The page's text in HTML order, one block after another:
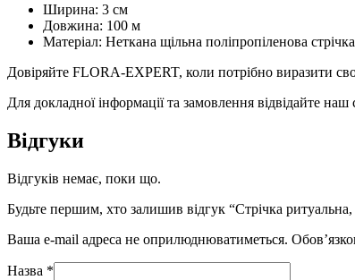
Ширина: 3 см
Довжина: 100 м
Матеріал: Неткана щільна поліпропіленова
Довіряйте FLORA-EXPERT, коли потрібно виразити
Для докладної інформації та замовлення відвідайте наш
Відгуки
Відгуків немає, поки що.
Будьте першим, хто залишив відгук “Стрічка
Ваша e-mail адреса не оприлюднюватиметься.
Назва *